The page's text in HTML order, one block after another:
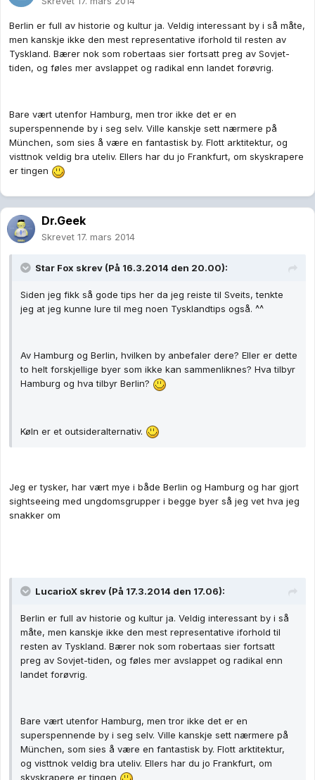
Berlin er full av historie og kultur ja. Veldig interessant by i så måte,
men kanskje ikke den mest representative iforhold til resten av
Tyskland. Bærer nok som robertaas sier fortsatt preg av Sovjet-
tiden, og føles mer avslappet og radikal enn landet forøvrig.
Bare vært utenfor Hamburg, men tror ikke det er en
superspennende by i seg selv. Ville kanskje sett nærmere på
München, som sies å være en fantastisk by. Flott arktitektur, og
visttnok veldig bra uteliv. Ellers har du jo Frankfurt, om skyskrapere
er tingen
Dr.Geek
Skrevet 17. mars 2014
Star Fox skrev (På 16.3.2014 den 20.00):
Siden jeg fikk så gode tips her da jeg reiste til Sveits, tenkte
jeg at jeg kunne lure til meg noen Tysklandtips også. ^^
Av Hamburg og Berlin, hvilken by anbefaler dere? Eller er dette
to helt forskjellige byer som ikke kan sammenliknes? Hva tilbyr
Hamburg og hva tilbyr Berlin?
Køln er et outsideralternativ.
Jeg er tysker, har vært mye i både Berlin og Hamburg og har gjort
sightseeing med ungdomsgrupper i begge byer så jeg vet hva jeg
snakker om
LucarioX skrev (På 17.3.2014 den 17.06):
Berlin er full av historie og kultur ja. Veldig interessant by i så
måte, men kanskje ikke den mest representative iforhold til
resten av Tyskland. Bærer nok som robertaas sier fortsatt
preg av Sovjet-tiden, og føles mer avslappet og radikal enn
landet forøvrig.
Bare vært utenfor Hamburg, men tror ikke det er en
superspennende by i seg selv. Ville kanskje sett nærmere på
München, som sies å være en fantastisk by. Flott arktitektur,
og visttnok veldig bra uteliv. Ellers har du jo Frankfurt, om
skyskrapere er tingen